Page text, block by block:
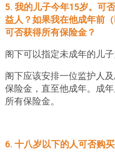
5. 我的儿子今年15岁。可
益人？如果我在他成年前
可否获得所有保险金？
阁下可以指定未成年的儿子
阁下应该安排一位监护人
保险金，直至他成年。成
所有保险金。
6. 十八岁以下的人可否购